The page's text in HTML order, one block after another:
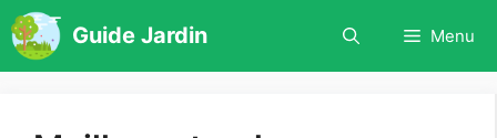
Aller
au
contenu
Guide Jardin Menu